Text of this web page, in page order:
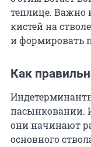
теплице. Важно
кистей на
и формировать
Как
пасынковании.
они начинают
основного